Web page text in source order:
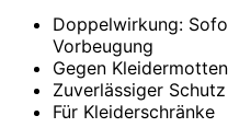
Doppelwirkung:
Vorbeugung
Gegen
Zuverlässiger
Für Kleiderschränke